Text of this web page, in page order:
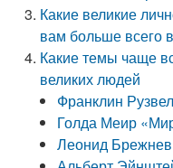
Какие великие
вам больше всего
Какие темы чаще
великих людей
Франклин
Голда Меир
Леонид